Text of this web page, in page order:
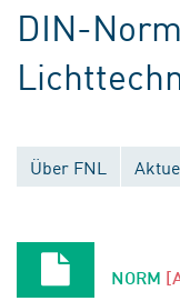
DIN-
Über FNL
NORM